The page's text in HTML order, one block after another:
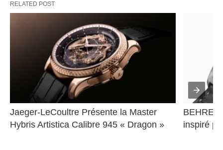
RELATED POST
Jaeger-LeCoultre Présente la Master
Hybris Artistica Calibre 945 « Dragon »
inspiré